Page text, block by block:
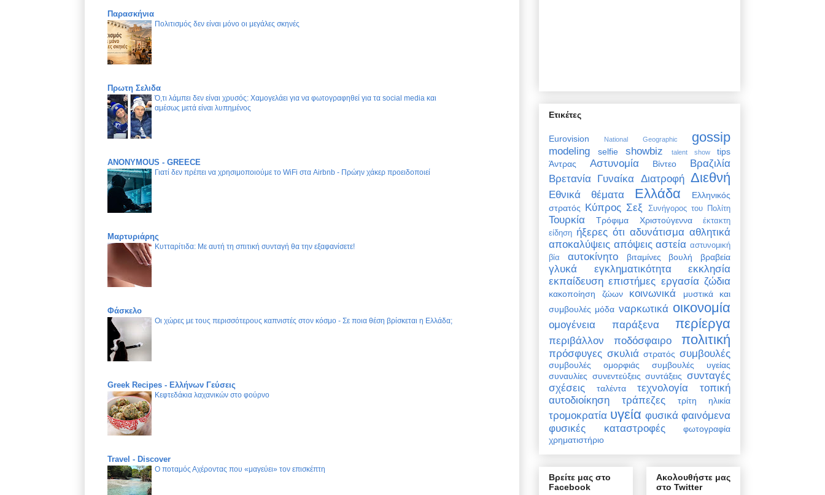
Παρασκήνια
Πολιτισμός δεν είναι μόνο οι μεγάλες σκηνές
Πρωτη Σελιδα
Ό,τι λάμπει δεν είναι χρυσός: Χαμογελάει για να φωτογραφηθεί για τα social media και
αμέσως μετά είναι λυπημένος
ANONYMOUS - GREECE
Γιατί δεν πρέπει να χρησιμοποιούμε το WiFi στα Airbnb - Πρώην χάκερ προειδοποιεί
Μαρτυριάρης
Κυτταρίτιδα: Με αυτή τη σπιτική συνταγή θα την εξαφανίσετε!
Φάσκελο
Οι χώρες με τους περισσότερους καπνιστές στον κόσμο - Σε ποια θέση βρίσκεται η Ελλάδα;
Greek Recipes - Ελλήνων Γεύσεις
Κεφτεδάκια λαχανικών στο φούρνο
Travel - Discover
Ο ποταμός Αχέροντας που «μαγεύει» τον επισκέπτη
Ετικέτες
Eurovision National Geographic gossip
modeling selfie showbiz talent show
tips
Άντρας
Αστυνομία Βίντεο
Βραζιλία
Βρετανία Γυναίκα Διατροφή Διεθνή
Εθνικά θέματα Ελλάδα
Ελληνικός
στρατός Κύπρος Σεξ Συνήγορος του Πολίτη
Τουρκία Τρόφιμα Χριστούγεννα
έκτακτη
είδηση ήξερες ότι αδυνάτισμα αθλητικά
αποκαλύψεις απόψεις αστεία αστυνομική
βία
αυτοκίνητο βιταμίνες βουλή βραβεία
γλυκά εγκληματικότητα
εκκλησία
εκπαίδευση επιστήμες εργασία ζώδια
κακοποίηση ζώων κοινωνικά
μυστικά και
συμβουλές μόδα ναρκωτικά οικονομία
ομογένεια παράξενα περίεργα
περιβάλλον ποδόσφαιρο πολιτική
πρόσφυγες σκυλιά στρατός συμβουλές
συμβουλές ομορφιάς
συμβουλές υγείας
συναυλίες συνεντεύξεις συντάξεις συνταγές
σχέσεις
ταλέντα τεχνολογία
τοπική
αυτοδιοίκηση
τράπεζες τρίτη ηλικία
τρομοκρατία υγεία φυσικά φαινόμενα
φυσικές καταστροφές
φωτογραφία
χρηματιστήριο
Βρείτε μας στο
Facebook
Ακολουθήστε μας
στο Twitter